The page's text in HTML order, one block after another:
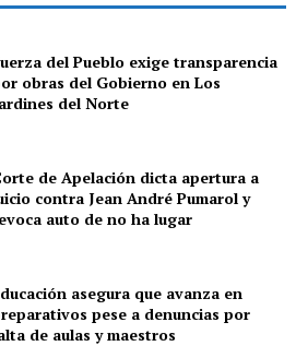
del Pueblo exige transparencia
obras del Gobierno en Los
del Norte
de Apelación dicta apertura a
contra Jean André Pumarol y
auto de no ha lugar
asegura que avanza en
pese a denuncias por
de aulas y maestros